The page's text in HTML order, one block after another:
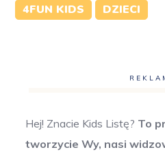
4FUN KIDS DZIECI
Hej! Znacie Kids Listę? To
tworzycie Wy, nasi